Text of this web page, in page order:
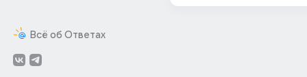
Всё об Ответах